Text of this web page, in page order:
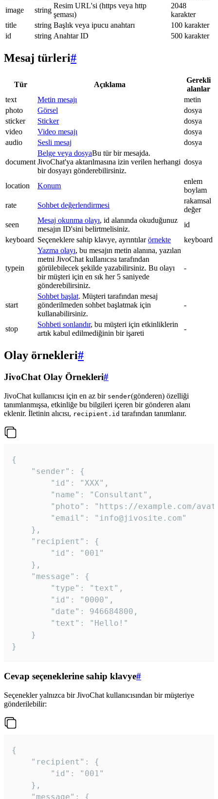
image
string
Resim URL'si (https veya http
şeması)
2048
karakter
title
string Başlık veya ipucu anahtarı
100 karakter
id
string Anahtar ID 500 karakter
Mesaj türleri#
Tür Açıklama
Gerekli
alanlar
text
Metin mesajı
metin
photo
Görsel
dosya
sticker
Sticker
dosya
video
Video mesajı
dosya
audio
Sesli mesaj dosya
document
Belge veya dosyaBu tür bir mesajda.
JivoChat'ya aktarılmasına izin verilen herhangi
bir dosyayı gönderebilirsiniz.
dosya
location Konum
enlem
boylam
rate
Sohbet değerlendirmesi
rakamsal
değer
seen
Mesaj okunma olayı, id alanında okuduğunuz
mesajın ID'sini belirtmelisiniz.
id
keyboard Seçeneklere sahip klavye, ayrıntılarörnekte keyboard
typein
Yazma olayı, bu mesajın metin alanına, yazılan
metni JivoChat kullanıcısı tarafından
görülebilecek şekilde yazabilirsiniz. Bu olayı
bir müşteri için en sık her 5 saniyede
gönderebilirsiniz.
-
start
Sohbet başlat. Müşteri tarafından mesaj
gönderilmeden sohbet başlatmak için
kullanabilirsiniz.
-
stop
Sohbeti sonlandır, bu müşteri için etkinliklerin
artık kabul edilmediğinin bir işareti
-
Olay örnekleri#
JivoChat Olay Örnekleri#
JivoChat kullanıcısı için en az bir sender(gönderen) özelliği
tanımlanmışsa, etkinliğe bu bilgileri içeren bir gönderen alanı
eklenir. İletinin alıcısı, recipient.id tarafından tanımlanır.
{
}
Cevap seçeneklerine sahip klavye#
Seçenekler yalnızca bir JivoChat kullanıcısından bir müşteriye
gönderilebilir:
{